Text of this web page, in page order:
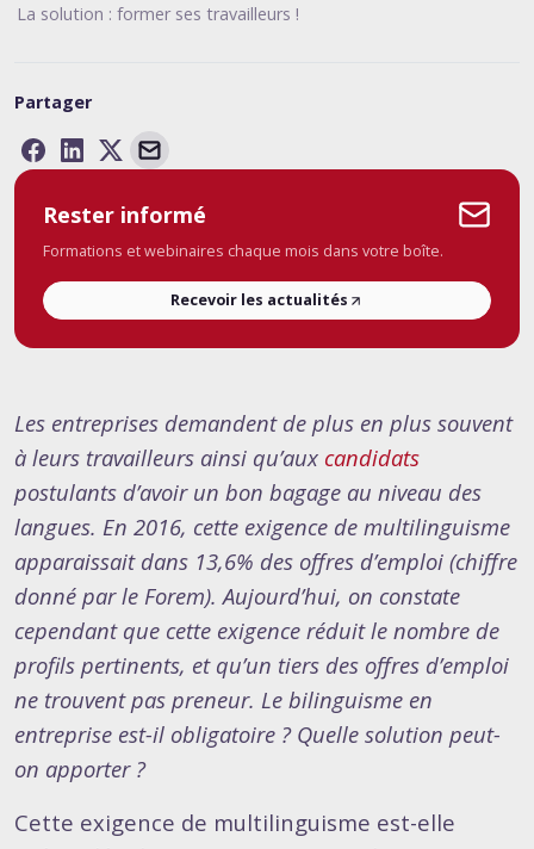
La solution : former ses travailleurs !
Partager
Rester informé
Formations et webinaires chaque mois dans votre boîte.
Recevoir les actualités
Les entreprises demandent de plus en plus souvent
à leurs travailleurs ainsi qu’aux candidats
postulants d’avoir un bon bagage au niveau des
langues. En 2016, cette exigence de multilinguisme
apparaissait dans 13,6% des offres d’emploi (chiffre
donné par le Forem). Aujourd’hui, on constate
cependant que cette exigence réduit le nombre de
profils pertinents, et qu’un tiers des offres d’emploi
ne trouvent pas preneur. Le bilinguisme en
entreprise est-il obligatoire ? Quelle solution peut-
on apporter ?
Cette exigence de multilinguisme est-elle